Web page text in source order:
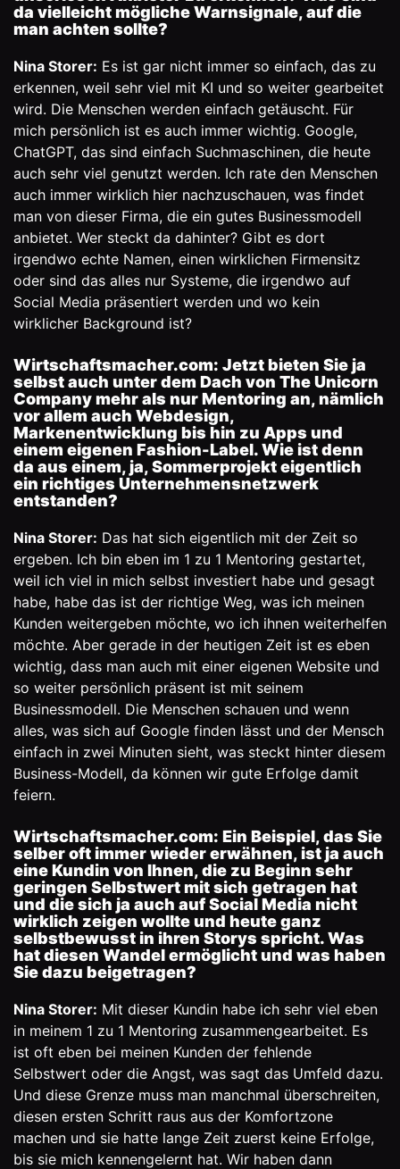
da vielleicht mögliche Warnsignale, auf die
man achten sollte?
Nina Storer: Es ist gar nicht immer so einfach, das zu
erkennen, weil sehr viel mit KI und so weiter gearbeitet
wird. Die Menschen werden einfach getäuscht. Für
mich persönlich ist es auch immer wichtig. Google,
ChatGPT, das sind einfach Suchmaschinen, die heute
auch sehr viel genutzt werden. Ich rate den Menschen
auch immer wirklich hier nachzuschauen, was findet
man von dieser Firma, die ein gutes Businessmodell
anbietet. Wer steckt da dahinter? Gibt es dort
irgendwo echte Namen, einen wirklichen Firmensitz
oder sind das alles nur Systeme, die irgendwo auf
Social Media präsentiert werden und wo kein
wirklicher Background ist?
Wirtschaftsmacher.com: Jetzt bieten Sie ja
selbst auch unter dem Dach von The Unicorn
Company mehr als nur Mentoring an, nämlich
vor allem auch Webdesign,
Markenentwicklung bis hin zu Apps und
einem eigenen Fashion-Label. Wie ist denn
da aus einem, ja, Sommerprojekt eigentlich
ein richtiges Unternehmensnetzwerk
entstanden?
Nina Storer: Das hat sich eigentlich mit der Zeit so
ergeben. Ich bin eben im 1 zu 1 Mentoring gestartet,
weil ich viel in mich selbst investiert habe und gesagt
habe, habe das ist der richtige Weg, was ich meinen
Kunden weitergeben möchte, wo ich ihnen weiterhelfen
möchte. Aber gerade in der heutigen Zeit ist es eben
wichtig, dass man auch mit einer eigenen Website und
so weiter persönlich präsent ist mit seinem
Businessmodell. Die Menschen schauen und wenn
alles, was sich auf Google finden lässt und der Mensch
einfach in zwei Minuten sieht, was steckt hinter diesem
Business-Modell, da können wir gute Erfolge damit
feiern.
Wirtschaftsmacher.com: Ein Beispiel, das Sie
selber oft immer wieder erwähnen, ist ja auch
eine Kundin von Ihnen, die zu Beginn sehr
geringen Selbstwert mit sich getragen hat
und die sich ja auch auf Social Media nicht
wirklich zeigen wollte und heute ganz
selbstbewusst in ihren Storys spricht. Was
hat diesen Wandel ermöglicht und was haben
Sie dazu beigetragen?
Nina Storer: Mit dieser Kundin habe ich sehr viel eben
in meinem 1 zu 1 Mentoring zusammengearbeitet. Es
ist oft eben bei meinen Kunden der fehlende
Selbstwert oder die Angst, was sagt das Umfeld dazu.
Und diese Grenze muss man manchmal überschreiten,
diesen ersten Schritt raus aus der Komfortzone
machen und sie hatte lange Zeit zuerst keine Erfolge,
bis sie mich kennengelernt hat. Wir haben dann